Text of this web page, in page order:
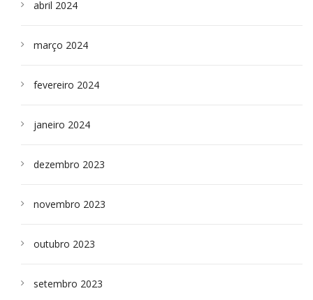
abril 2024
março 2024
fevereiro 2024
janeiro 2024
dezembro 2023
novembro 2023
outubro 2023
setembro 2023